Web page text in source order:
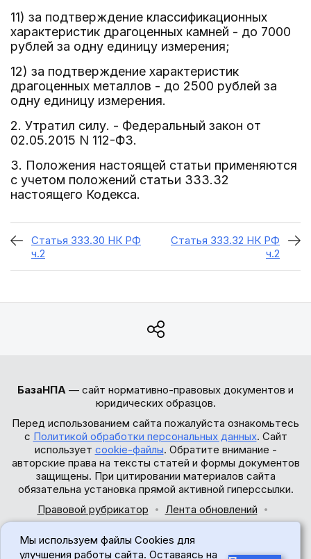
11) за подтверждение классификационных
характеристик драгоценных камней - до 7000
рублей за одну единицу измерения;
12) за подтверждение характеристик
драгоценных металлов - до 2500 рублей за
одну единицу измерения.
2. Утратил силу. - Федеральный закон от
02.05.2015 N 112-ФЗ.
3. Положения настоящей статьи применяются
с учетом положений статьи 333.32
настоящего Кодекса.
Статья 333.30 НК РФ
ч.2
Статья 333.32 НК РФ
ч.2
БазаНПА — сайт нормативно-правовых документов и
юридических образцов.
Перед использованием сайта пожалуйста ознакомьтесь
с Политикой обработки персональных данных. Сайт
использует cookie-файлы. Обратите внимание -
авторские права на тексты статей и формы документов
защищены. При цитировании материалов сайта
обязательна установка прямой активной гиперссылки.
Правовой рубрикатор
Лента обновлений
© 2017-2026
Мы используем файлы Cookies для
улучшения работы сайта. Оставаясь на